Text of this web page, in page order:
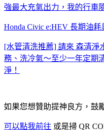
強最大充氣出力，我的行車
Honda Civic e:HEV 長期油
[水管清洗推薦] 請來 森清淨
務、洗冷氣～至少一年定期
淨！
如果您想贊助提神良方，鼓
可以點我前往 或是掃 QR